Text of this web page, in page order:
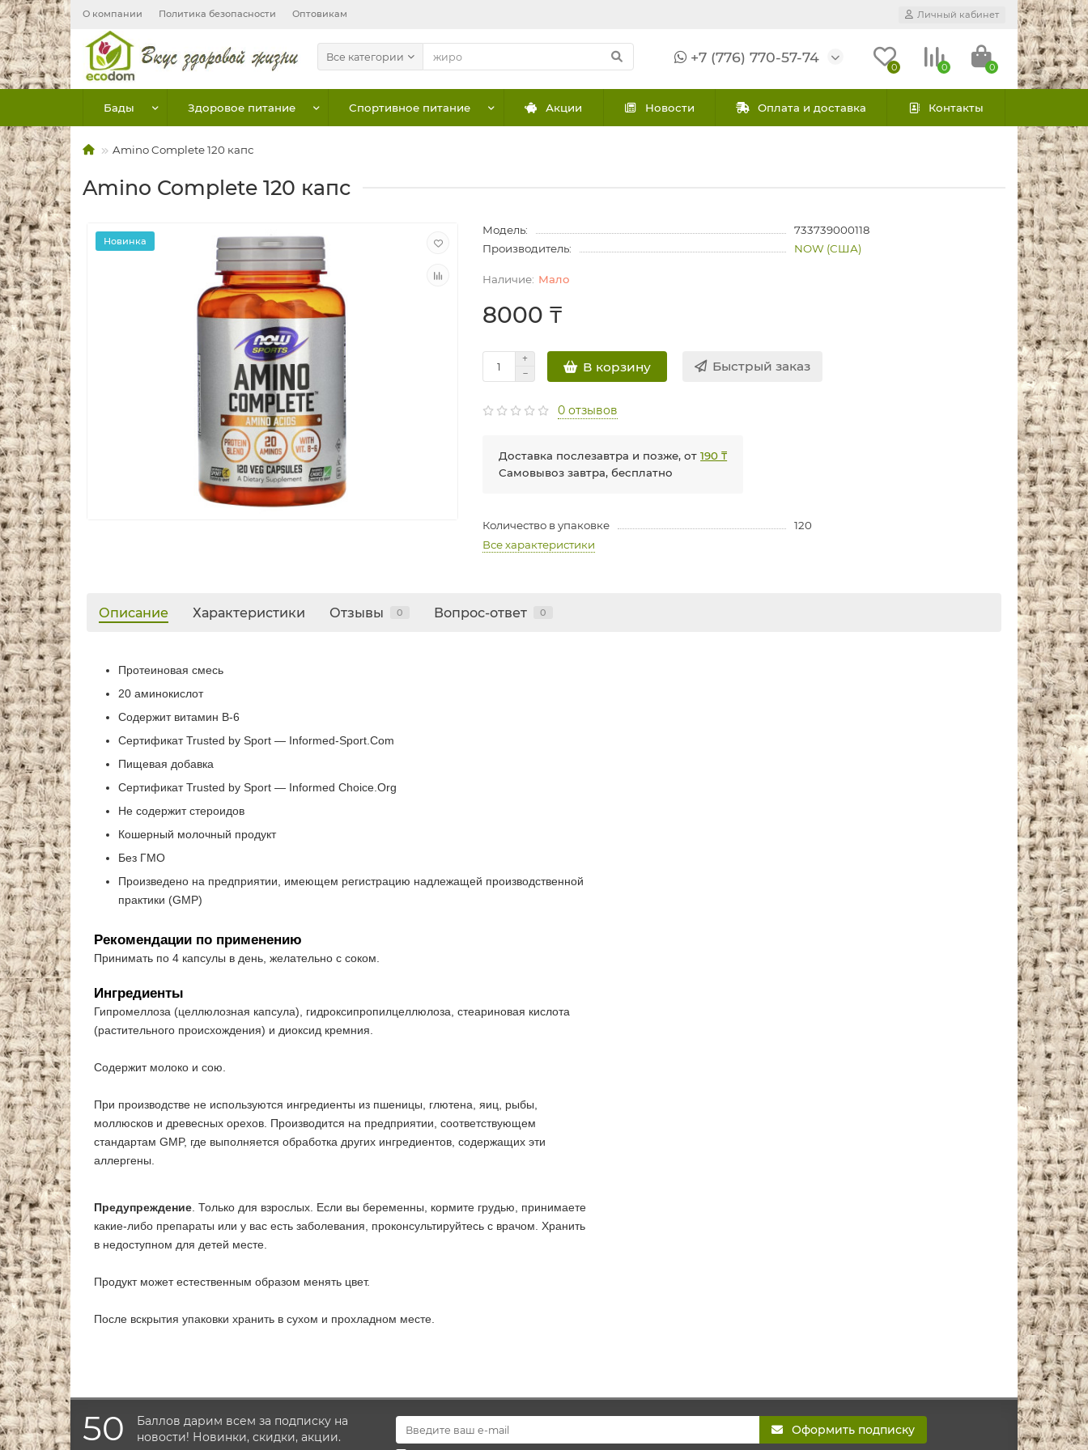
О компании Политика безопасности Оптовикам Личный кабинет
Все категории +7 (776) 770-57-74
0 0 0
Бады Здоровое питание Спортивное питание Акции Новости Оплата и доставка Контакты
Amino Complete 120 капс
Amino Complete 120 капс
Новинка
Модель:
733739000118
Производитель:
NOW (США)
Мало
8000 ₸
В корзину Быстрый заказ
0 отзывов
Доставка послезавтра и позже, от190 ₸
Самовывоз завтра, бесплатно
Количество в упаковке
120
Все характеристики
Описание Характеристики Отзывы 0 Вопрос-ответ 0
Протеиновая смесь
20 аминокислот
Содержит витамин B-6
Сертификат Trusted by Sport — Informed-Sport.Com
Пищевая добавка
Сертификат Trusted by Sport — Informed Choice.Org
Не содержит стероидов
Кошерный молочный продукт
Без ГМО
Произведено на предприятии, имеющем регистрацию надлежащей производственной
практики (GMP)
Рекомендации по применению
Принимать по 4 капсулы в день, желательно с соком.
Ингредиенты
Гипромеллоза (целлюлозная капсула), гидроксипропилцеллюлоза, стеариновая кислота
(растительного происхождения) и диоксид кремния.
Содержит молоко и сою.
При производстве не используются ингредиенты из пшеницы, глютена, яиц, рыбы,
моллюсков и древесных орехов. Производится на предприятии, соответствующем
стандартам GMP, где выполняется обработка других ингредиентов, содержащих эти
аллергены.
Предупреждение . Только для взрослых. Если вы беременны, кормите грудью, принимаете
какие-либо препараты или у вас есть заболевания, проконсультируйтесь с врачом. Хранить
в недоступном для детей месте.
Продукт может естественным образом менять цвет.
После вскрытия упаковки хранить в сухом и прохладном месте.
50
Баллов дарим всем за подписку на
новости! Новинки, скидки, акции.
Оформить подписку